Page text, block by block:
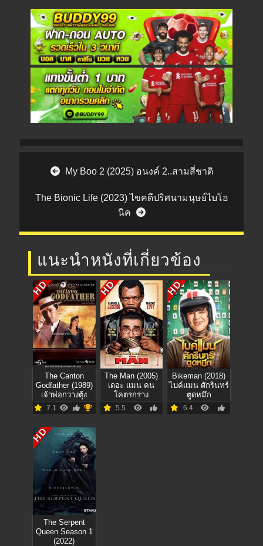
Post navigation
My Boo 2 (2025) อนงค์ 2..สามสี่ชาติ
The Bionic Life (2023) ไขคดีปริศนามนุษย์ไบโอ
นิค
แนะนำหนังที่เกี่ยวข้อง
HD
The Canton
Godfather (1989)
เจ้าพ่อกวางตุ้ง
7.1
HD
The Man (2005)
เดอะ แมน คน
โคตรกร่าง
5.5
HD
Bikeman (2018)
ไบค์แมน ศักรินทร์
ตูดหมึก
6.4
HD
The Serpent
Queen Season 1
(2022)